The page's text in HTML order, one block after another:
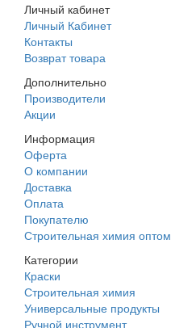
Личный кабинет
Личный Кабинет
Контакты
Возврат товара
Дополнительно
Производители
Акции
Информация
Оферта
О компании
Доставка
Оплата
Покупателю
Строительная химия оптом
Категории
Краски
Строительная химия
Универсальные продукты
Ручной инструмент